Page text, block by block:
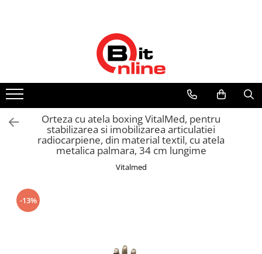
Aparate aerosoli si accesorii
Aparate aerosoli
Camere inhalare
Accesorii
Tensiometre
Accesorii
Termometre
Distribuitor autorizat Philips
Orteza cu atela boxing VitalMed, pentru
stabilizarea si imobilizarea articulatiei
radiocarpiene, din material textil, cu atela
metalica palmara, 34 cm lungime
Vitalmed
-13%